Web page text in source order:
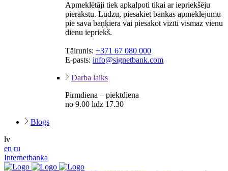
Apmeklētāji tiek apkalpoti tikai ar iepriekšēju
pierakstu. Lūdzu, piesakiet bankas apmeklējumu
pie sava baņķiera vai piesakot vizīti vismaz vienu
dienu iepriekš.
Tālrunis: +371 67 080 000
E-pasts: info@signetbank.com
Darba laiks
Pirmdiena – piektdiena
no 9.00 līdz 17.30
Blogs
lv
en ru
Internetbanka